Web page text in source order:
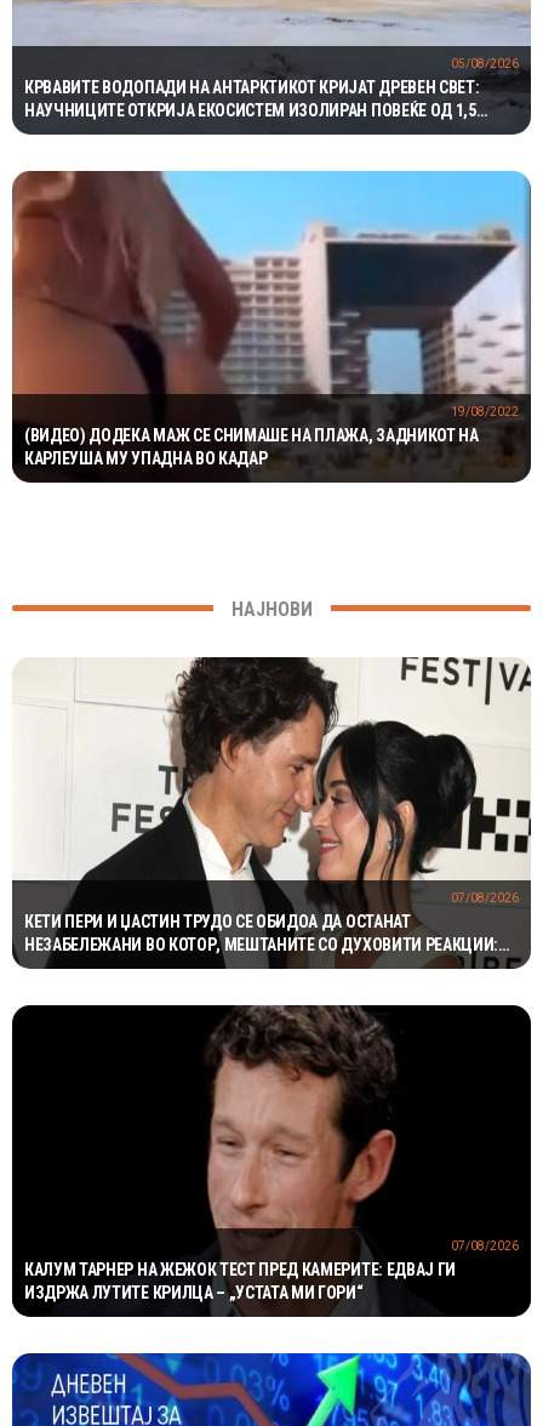
КРВАВИТЕ ВОДОПАДИ НА АНТАРКТИКОТ КРИЈАТ ДРЕВЕН СВЕТ:
НАУЧНИЦИТЕ ОТКРИЈА ЕКОСИСТЕМ ИЗОЛИРАН ПОВЕЌЕ ОД 1,5
МИЛИОНИ ГОДИНИ
05/08/2026
(ВИДЕО) ДОДЕКА МАЖ СЕ СНИМАШЕ НА ПЛАЖА, ЗАДНИКОТ НА
КАРЛЕУША МУ УПАДНА ВО КАДАР
19/08/2022
НАЈНОВИ
КЕТИ ПЕРИ И ЏАСТИН ТРУДО СЕ ОБИДОА ДА ОСТАНАТ
НЕЗАБЕЛЕЖАНИ ВО КОТОР, МЕШТАНИТЕ СО ДУХОВИТИ РЕАКЦИИ:
„НИКОЈ НЕ БИ ГИ ПРЕПОЗНАЛ“
07/08/2026
КАЛУМ ТАРНЕР НА ЖЕЖОК ТЕСТ ПРЕД КАМЕРИТЕ: ЕДВАЈ ГИ
ИЗДРЖА ЛУТИТЕ КРИЛЦА – „УСТАТА МИ ГОРИ“
07/08/2026